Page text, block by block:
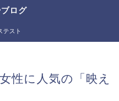
ログ
テスト
性に人気の「映え